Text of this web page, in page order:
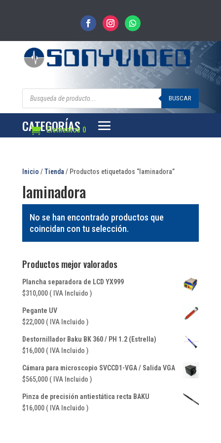
Búsqueda
BUSCAR
Elementos 0
CATEGORÍAS
Inicio /Tienda / Productos etiquetados “laminadora”
laminadora
No se han encontrado productos que
coincidan con tu selección.
Productos mejor valorados
Plancha separadora de LCD YX999
$310,000 ( IVA Incluido )
Pegante UV
$22,000 ( IVA Incluido )
Destornillador Baku BK 360 / PH 1.2 (Estrella)
$16,000 ( IVA Incluido )
Cámara para microscopio SVCCD1-VGA / Salida VGA
$565,000 ( IVA Incluido )
Pinza de precisión antiestática recta BAKU
$16,000 ( IVA Incluido )